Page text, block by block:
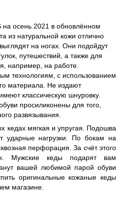
осень 2021 в обновлённом
из натуральной кожи отлично
на ногах. Они подойдут
путешествий, а также для
например, на работе.
технологиям, с использованием
материала. Не издают
классическую шнуровку.
просиликонены для того,
развязывания.
кедах мягкая и упругая. Подошва
ударные нагрузки. По бокам на
перфорация. За счёт этого
Мужские кеды подарят вам
вашей любимой парой обуви
оригинальные кожаные кеды
магазине.